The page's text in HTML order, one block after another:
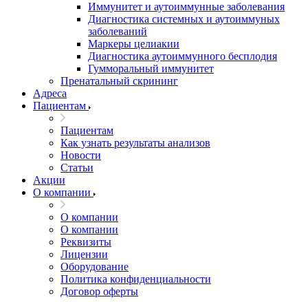
Иммунитет и аутоиммунные заболевания
Диагностика системных и аутоиммуных
заболеваний
Маркеры целиакии
Диагностика аутоиммунного бесплодия
Гумморальный иммунитет
Пренатальный скрининг
Адреса
Пациентам
Пациентам
Как узнать результаты анализов
Новости
Статьи
Акции
О компании
О компании
О компании
Реквизиты
Лицензии
Оборудование
Политика конфиденциальности
Договор оферты